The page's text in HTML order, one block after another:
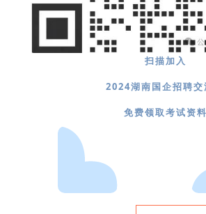
扫描加入
2024湖南国企招聘交
免费领取考试资料